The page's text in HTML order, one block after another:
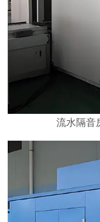
流水隔音